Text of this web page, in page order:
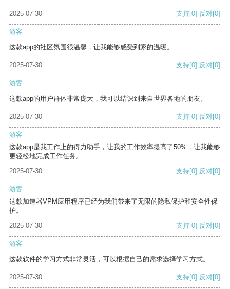
2025-07-30 支持[0] 反对[0]
游客
这款app的社区氛围很温馨，让我能够感受到家的温暖。
2025-07-30 支持[0] 反对[0]
游客
这款app的用户群体非常庞大，我可以结识到来自世界各地的朋友。
2025-07-30 支持[0] 反对[0]
游客
这款app是我工作上的得力助手，让我的工作效率提高了50%，让我能够
更轻松地完成工作任务。
2025-07-30
支持[0] 反对[0]
游客
这款加速器VPM应用程序已经为我们带来了无限的隐私保护和安全性保
护。
2025-07-30
支持[0] 反对[0]
游客
这款软件的学习方式非常灵活，可以根据自己的需求选择学习方式。
2025-07-30 支持[0] 反对[0]